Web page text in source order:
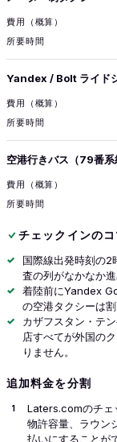
Yandex / Bolt ライド
空港行きバス（79番系
チェックインのコ
国際線出発時刻の2
査の列がなかなか進
着陸前にYandex
の空港タクシーは割
カザフスタン・テ
店すべてが外国の
りません。
追加料金を分割
Laters.comのチェ
物許容量、ラウン
払いにすることが